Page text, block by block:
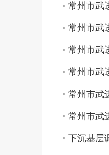
常州市武
常州市武
常州市武
常州市武
常州市武
常州市武
下沉基层